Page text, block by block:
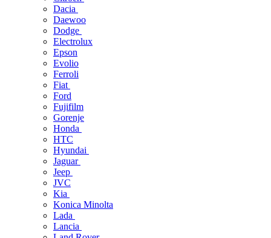
Dacia
Daewoo
Dodge
Electrolux
Epson
Evolio
Ferroli
Fiat
Ford
Fujifilm
Gorenje
Honda
HTC
Hyundai
Jaguar
Jeep
JVC
Kia
Konica Minolta
Lada
Lancia